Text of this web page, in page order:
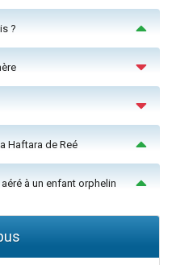
?
Haftara de Reé
à un enfant orphelin